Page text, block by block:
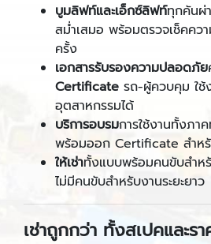
บูมลิฟท์และเอ็กซ์ลิฟท์ทุกคันผ่
สม่ำเสมอ พร้อมตรวจเช็คค
ครั้ง
เอกสารรับรองความปลอดภัย
Certificate รถ-ผู้ควบคุม ใช้
อุตสาหกรรมได้
บริการอบรมการใช้งานทั้งภ
พร้อมออก Certificate สำห
ให้เช่าทั้งแบบพร้อมคนขับสำห
ไม่มีคนขับสำหรับงานระยะยาว
เช่าถูกกว่า ทั้งสเปคและรา